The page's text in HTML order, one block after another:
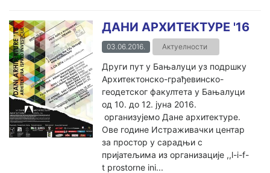
ДАНИ АРХИТЕКТУРЕ '16
03.06.2016. Актуелности
Други пут у Бањалуци уз подршку
Архитектонско-грађевинско-
геодетског факултета у Бањалуци
од 10. до 12. јуна 2016.
организујемо Дане архитектуре.
Ове године Истраживачки центар
за простор у сарадњи с
пријатељима из организације ,,l-i-f-
t prostorne ini...